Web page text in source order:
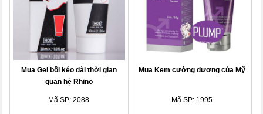
Mua Gel bôi kéo dài thời gian
quan hệ Rhino
Mã SP: 2088
Mua Kem cường dương của Mỹ
Mã SP: 1995